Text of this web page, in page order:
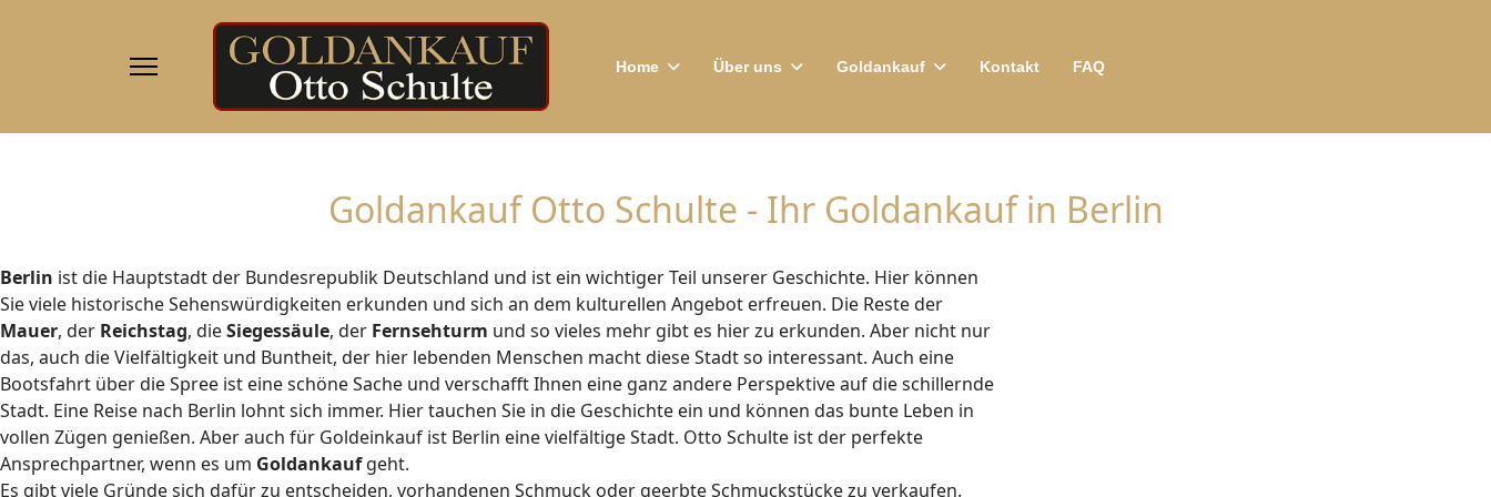
Home Über uns Goldankauf Kontakt FAQ
Goldankauf Otto Schulte - Ihr Goldankauf in Berlin
Berlin ist die Hauptstadt der Bundesrepublik Deutschland und ist ein wichtiger Teil unserer Geschichte. Hier können
Sie viele historische Sehenswürdigkeiten erkunden und sich an dem kulturellen Angebot erfreuen. Die Reste der
Mauer, der Reichstag, dieSiegessäule, der Fernsehturm und so vieles mehr gibt es hier zu erkunden. Aber nicht nur
das, auch die Vielfältigkeit und Buntheit, der hier lebenden Menschen macht diese Stadt so interessant. Auch eine
Bootsfahrt über die Spree ist eine schöne Sache und verschafft Ihnen eine ganz andere Perspektive auf die schillernde
Stadt. Eine Reise nach Berlin lohnt sich immer. Hier tauchen Sie in die Geschichte ein und können das bunte Leben in
vollen Zügen genießen. Aber auch für Goldeinkauf ist Berlin eine vielfältige Stadt. Otto Schulte ist der perfekte
Ansprechpartner, wenn es um Goldankaufgeht.
Es gibt viele Gründe sich dafür zu entscheiden, vorhandenen Schmuck oder geerbte Schmuckstücke zu verkaufen.